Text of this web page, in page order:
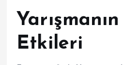
Etkileri